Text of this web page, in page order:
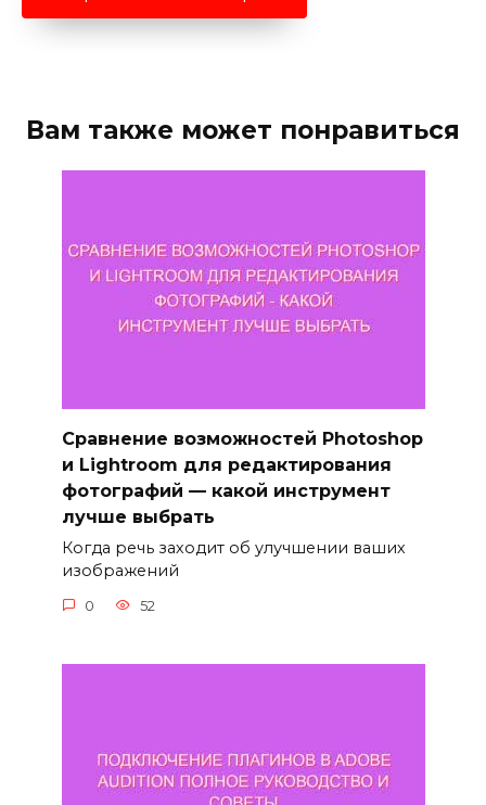
Вам также может понравиться
Сравнение возможностей Photoshop
и Lightroom для редактирования
фотографий — какой инструмент
лучше выбрать
Когда речь заходит об улучшении ваших
изображений
0 52